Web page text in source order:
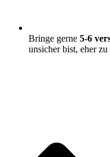
Bringe gerne 5-6
unsicher bist, eher